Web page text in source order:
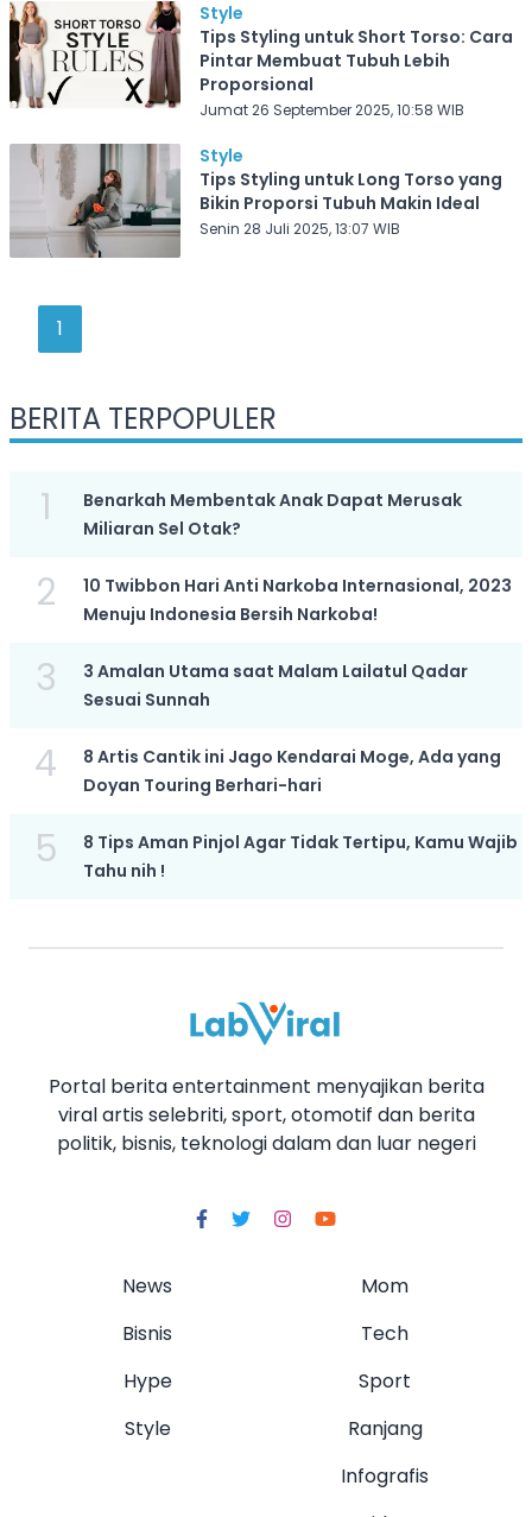
Style
Tips Styling untuk Short Torso: Cara
Pintar Membuat Tubuh Lebih
Proporsional
Jumat 26 September 2025, 10:58 WIB
Style
Tips Styling untuk Long Torso yang
Bikin Proporsi Tubuh Makin Ideal
Senin 28 Juli 2025, 13:07 WIB
1
BERITA TERPOPULER
1
Benarkah Membentak Anak Dapat Merusak
Miliaran Sel Otak?
2
10 Twibbon Hari Anti Narkoba Internasional, 2023
Menuju Indonesia Bersih Narkoba!
3
3 Amalan Utama saat Malam Lailatul Qadar
Sesuai Sunnah
4
8 Artis Cantik ini Jago Kendarai Moge, Ada yang
Doyan Touring Berhari-hari
5
8 Tips Aman Pinjol Agar Tidak Tertipu, Kamu Wajib
Tahu nih !
Portal berita entertainment menyajikan berita
viral artis selebriti, sport, otomotif dan berita
politik, bisnis, teknologi dalam dan luar negeri
News
Bisnis
Hype
Style
Mom
Tech
Sport
Ranjang
Infografis